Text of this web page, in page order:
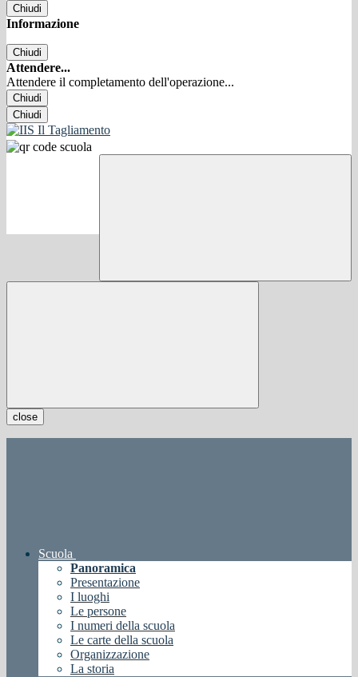
Chiudi
Informazione
Chiudi
Attendere...
Attendere il completamento dell'operazione...
Chiudi
Chiudi
close
Scuola
Panoramica
Presentazione
I luoghi
Le persone
I numeri della scuola
Le carte della scuola
Organizzazione
La storia